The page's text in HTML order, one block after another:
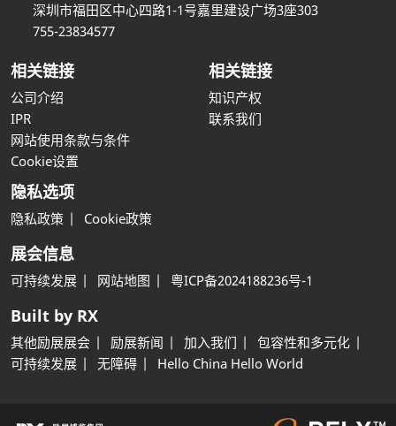
深圳市福田区中心四路1-1号嘉里建设广场3座303
755-23834577
相关链接
公司介绍
IPR
网站使用条款与条件
Cookie设置
相关链接
知识产权
联系我们
隐私选项
隐私政策 Cookie政策
展会信息
可持续发展 网站地图 粤ICP备2024188236号-1
Built by RX
其他励展展会 励展新闻 加入我们
包容性和多元化
可持续发展
无障碍 Hello China Hello World